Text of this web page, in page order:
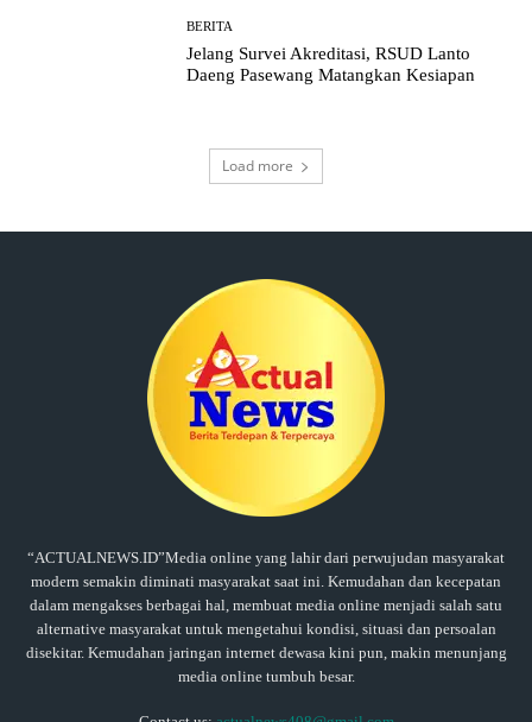
BERITA
Jelang Survei Akreditasi, RSUD Lanto
Daeng Pasewang Matangkan Kesiapan
Load more
“ACTUALNEWS.ID”Media online yang lahir dari perwujudan masyarakat
modern semakin diminati masyarakat saat ini. Kemudahan dan kecepatan
dalam mengakses berbagai hal, membuat media online menjadi salah satu
alternative masyarakat untuk mengetahui kondisi, situasi dan persoalan
disekitar. Kemudahan jaringan internet dewasa kini pun, makin menunjang
media online tumbuh besar.